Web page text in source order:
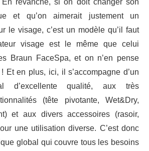
et qu’on aimerait justement un
le visage, c’est un modèle qu’il faut
visage est le même que celui
Braun FaceSpa, et on n’en pense
Et en plus, ici, il s’accompagne d’un
d’excellente qualité, aux très
(tête pivotante, Wet&Dry,
et aux divers accessoires (rasoir,
une utilisation diverse. C’est donc
global qui couvre tous les besoins